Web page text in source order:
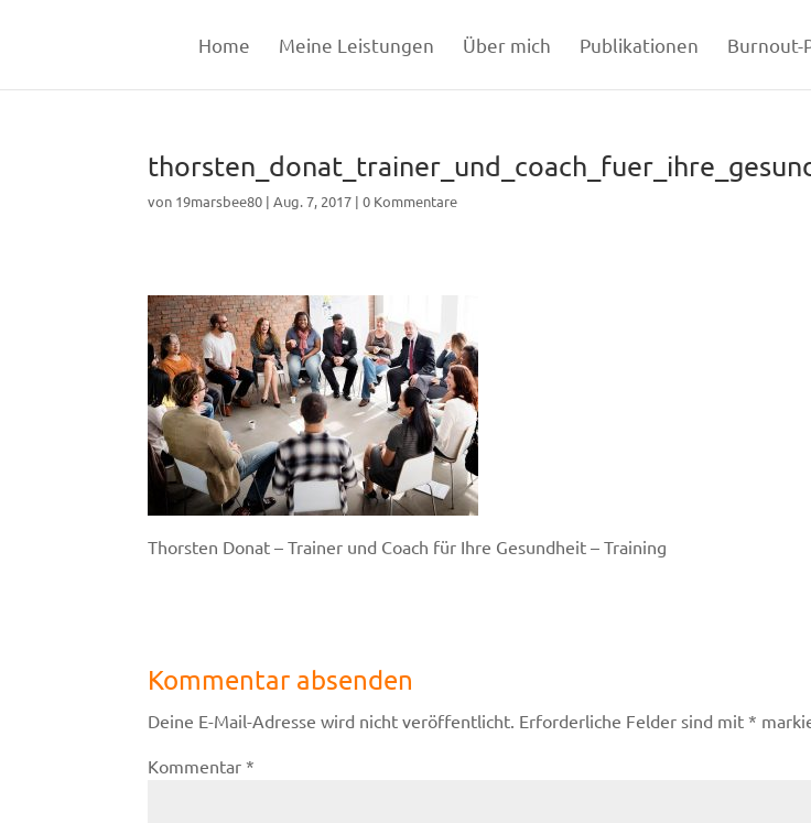
Home Meine Leistungen Über mich Publikationen Burnout-
von 19marsbee80 |Aug. 7, 2017 |0 Kommentare
Thorsten Donat – Trainer und Coach für Ihre Gesundheit – Training
Kommentar absenden
Deine E-Mail-Adresse wird nicht veröffentlicht. Erforderliche Felder sind mit*
Kommentar*